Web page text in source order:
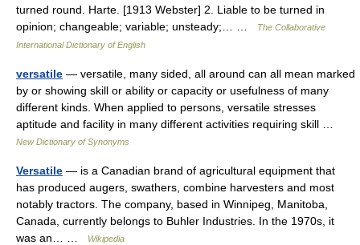
turned round. Harte. [1913 Webster] 2. Liable to be turned in
opinion; changeable; variable; unsteady;… …
The Collaborative
International Dictionary of English
versatile — versatile, many sided, all around can all mean marked
by or showing skill or ability or capacity or usefulness of many
different kinds. When applied to persons, versatile stresses
aptitude and facility in many different activities requiring skill …
New Dictionary of Synonyms
Versatile — is a Canadian brand of agricultural equipment that
has produced augers, swathers, combine harvesters and most
notably tractors. The company, based in Winnipeg, Manitoba,
Canada, currently belongs to Buhler Industries. In the 1970s, it
was an… …
Wikipedia